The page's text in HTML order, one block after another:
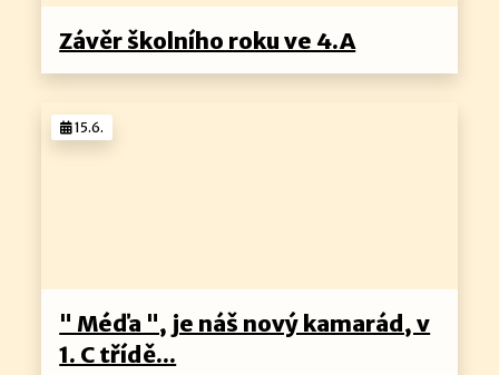
Závěr školního roku ve 4.A
" Méďa ", je náš nový kamarád, v
1. C třídě...
15.6.